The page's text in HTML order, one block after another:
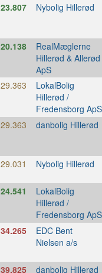
23.807 Nybolig Hillerød
20.138 RealMæglerne
Hillerød & Allerød
ApS
29.363 LokalBolig
Hillerød /
Fredensborg ApS
29.363 danbolig Hillerød
29.031 Nybolig Hillerød
24.541 LokalBolig
Hillerød /
Fredensborg ApS
34.265 EDC Bent
Nielsen a/s
39.825 danbolig Hillerød